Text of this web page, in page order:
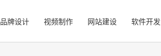
品牌设计 视频制作 网站建设 软件开发